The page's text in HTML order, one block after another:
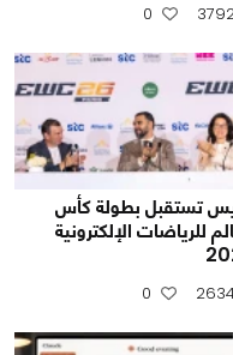
0
تستقبل بطولة كأس
للرياضات الإلكترونية
0